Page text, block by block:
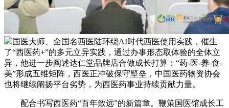
国医大师、全国名西医陆环绕AI时代西医使用实践，催生
了“西医药+”的多元立异实践，通过办事形态取体验的全体立
异，他进一步阐述达仁堂品牌店合做成长打算：“药-医-养-食-
美”形成五维矩阵，西医正冲破保守壁垒，中国医药物资协会
也将继续阐扬平台劣势，为西医药事业持续贡献力量。
配合书写西医药“百年致远”的新篇章。鞭策国医馆成长工